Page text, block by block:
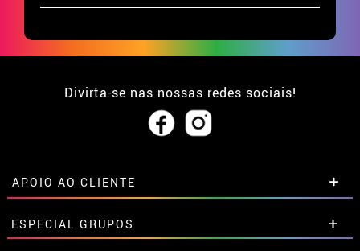
Divirta-se nas nossas redes sociais!
APOIO AO CLIENTE
• Sobre nós
• Condições de venda
ESPECIAL GRUPOS